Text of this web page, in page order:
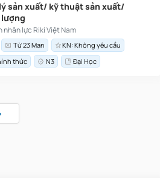
sản xuất/ kỹ thuật sản xuất/
nhân lực Riki Việt Nam
Từ 23 Man
KN: Không yêu cầu
thức
N3 Đại Học